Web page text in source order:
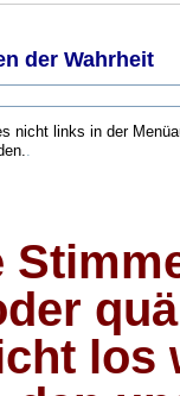
der Wahrheit
nicht links in der
los